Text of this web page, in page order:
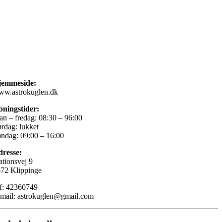
– fredag: 08:30 – 96:00
lukket
09:00 – 16:00
9
Klippinge
42360749
astrokuglen@gmail.com